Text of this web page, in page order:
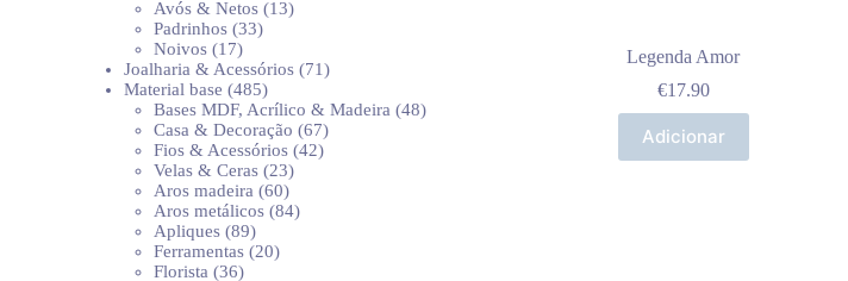
Legenda Amor
€17.90
Adicionar
produtos
Avós & Netos 1313
Padrinhos 3333
Noivos 1717
produtos
Joalharia & Acessórios 7171
Material base 485485
produtos
Bases MDF, Acrílico & Madeira 4848
Casa & Decoração 6767
produtos
Fios & Acessórios 4242
Velas & Ceras 2323
produtos
Aros madeira 6060
produtos
Aros metálicos 8484
Apliques 8989
produtos
Ferramentas 2020
Florista 3636